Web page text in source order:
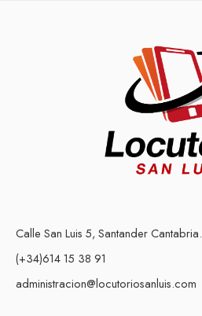
Calle San Luis 5, Santander Cantabria.
(+34)614 15 38 91
administracion@locutoriosanluis.com